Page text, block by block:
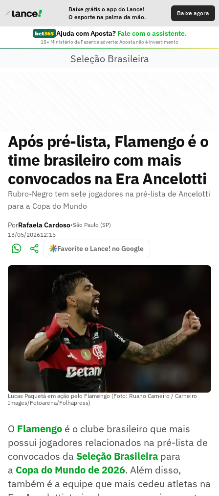
Baixe grátis o app do Lance!
O esporte na palma da mão.
Baixe agora
Ajuda com Aposta? Fale com o assistente.
18+ Ministério da Fazenda adverte: Aposta não é investimento
Seleção Brasileira
Após pré-lista, Flamengo é o
time brasileiro com mais
convocados na Era Ancelotti
Rubro-Negro tem sete jogadores na pré-lista de Ancelotti
para a Copa do Mundo
PorRafaela Cardoso•São Paulo (SP)
13/05/202612:15
Favorite o Lance! no Google
Lucas Paquetá em ação pelo Flamengo (Foto: Ruano Carneiro / Carneiro
Images/Fotoarena/Folhapress)
O Flamengo é o clube brasileiro que mais
possui jogadores relacionados na pré-lista de
convocados da Seleção Brasileira para
a Copa do Mundo de 2026. Além disso,
também é a equipe que mais cedeu atletas na